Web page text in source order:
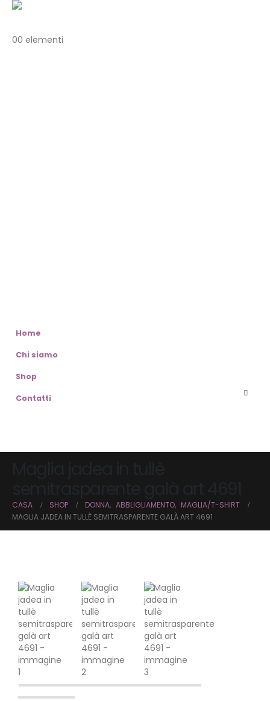
00 elementi
Home
Chi siamo
Shop
Contatti
CASA SHOP DONNA, ABBLIGLIAMENTO, MAGLIA/T-SHIRT
MAGLIA JADEA IN TULLÈ SEMITRASPARENTE GALÀ ART 4691